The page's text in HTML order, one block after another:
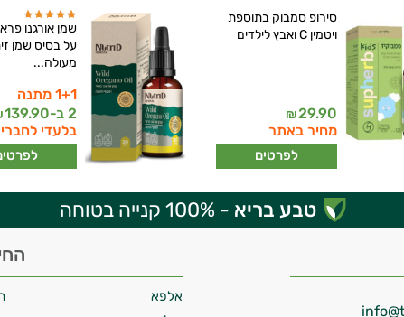
סירופ סמבוק בתוספת
ויטמין C ואבץ לילדים
29.90
₪
מחיר באתר
לפרטים
שמן אורגנו
על בסיס שמן
מעולה...
1+1 מתנה
2 ב-
139.90
בלעדי לחברי
טבע בריא - 100% קנייה בטוחה
אלפא